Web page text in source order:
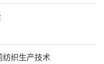
织生产技术